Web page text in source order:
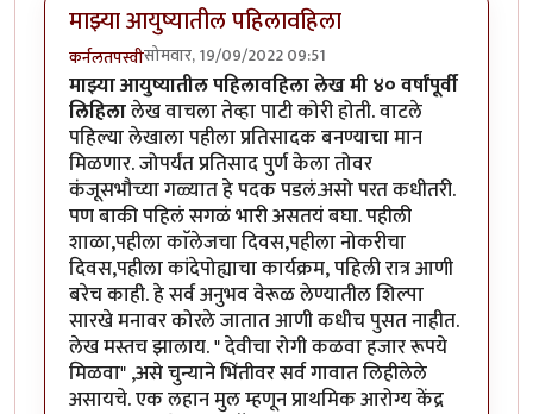
माझ्या आयुष्यातील पहिलावहिला
कर्नलतपस्वीसोमवार, 19/09/2022 09:51
माझ्या आयुष्यातील पहिलावहिला लेख मी ४० वर्षांपूर्वी
लिहिलालेख वाचला तेव्हा पाटी कोरी होती. वाटले
पहिल्या लेखाला पहीला प्रतिसादक बनण्याचा मान
मिळणार. जोपर्यंत प्रतिसाद पुर्ण केला तोवर
कंजूसभौच्या गळ्यात हे पदक पडलं.असो परत कधीतरी.
पण बाकी पहिलं सगळं भारी असतयं बघा. पहीली
शाळा,पहीला काॅलेजचा दिवस,पहीला नोकरीचा
दिवस,पहीला कांदेपोह्याचा कार्यक्रम, पहिली रात्र आणी
बरेच काही. हे सर्व अनुभव वेरूळ लेण्यातील शिल्पा
सारखे मनावर कोरले जातात आणी कधीच पुसत नाहीत.
लेख मस्तच झालाय. " देवीचा रोगी कळवा हजार रूपये
मिळवा" ,असे चुन्याने भिंतीवर सर्व गावात लिहीलेले
असायचे. एक लहान मुल म्हणून प्राथमिक आरोग्य केंद्र